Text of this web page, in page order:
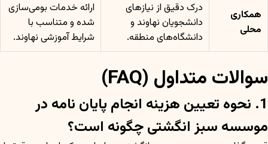
همکاری
محلی
درک دقیق از نیازهای
دانشجویان نهاوند و
دانشگاه‌های منطقه.
ارائه خدمات بومی‌سازی
شده و متناسب با
شرایط آموزشی نهاوند.
سوالات متداول (FAQ)
1. نحوه تعیین هزینه انجام پایان نامه در
موسسه سبز انگشتی چگونه است؟